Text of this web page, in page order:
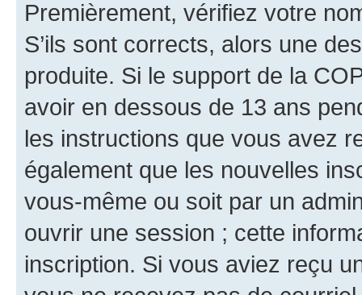
Premièrement, vérifiez votre
S’ils sont corrects, alors une
produite. Si le support de la
avoir en dessous de 13 ans
les instructions que vous avez
également que les nouvelles
vous-même ou soit par un
ouvrir une session ; cette
inscription. Si vous aviez reçu